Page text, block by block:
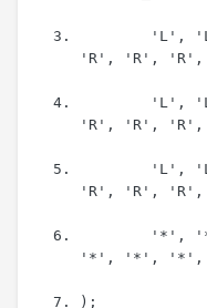
'L' ,
'R' , 'R' , 'R' ,
'L' ,
'R' , 'R' , 'R' ,
'L' ,
'R' , 'R' , 'R' ,
'*' ,
'*' , '*' , '*' ,
);